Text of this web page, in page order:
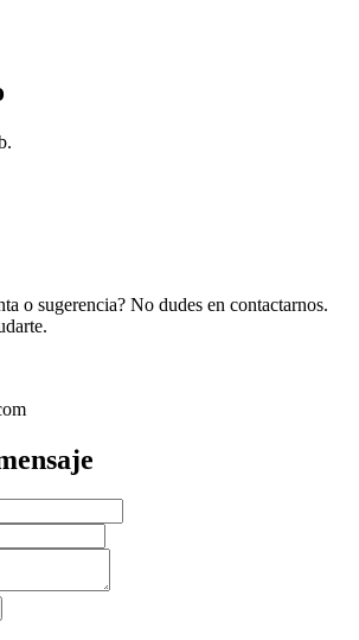
o sugerencia? No dudes en contactarnos.